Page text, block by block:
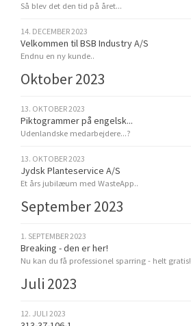
Så blev det den tid på året...
14. DECEMBER 2023
Velkommen til BSB Industry A/S
Endnu en ny kunde..
Oktober 2023
13. OKTOBER 2023
Piktogrammer på engelsk...
Udenlandske medarbejdere...?
13. OKTOBER 2023
Jydsk Planteservice A/S
Et års jubilæum med WasteApp..
September 2023
1. SEPTEMBER 2023
Breaking - den er her!
Nu kan du få professionel sparring - helt gratis!
Juli 2023
12. JULI 2023